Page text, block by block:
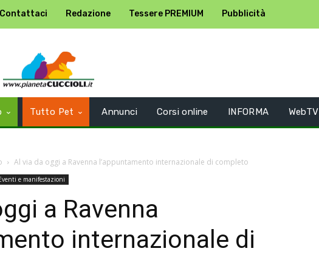
Contattaci Redazione Tessere PREMIUM Pubblicità
Tutto Pet Annunci Corsi online INFORMA WebTV
Al via da oggi a Ravenna l’appuntamento internazionale di completo
e manifestazioni
a Ravenna
internazionale di